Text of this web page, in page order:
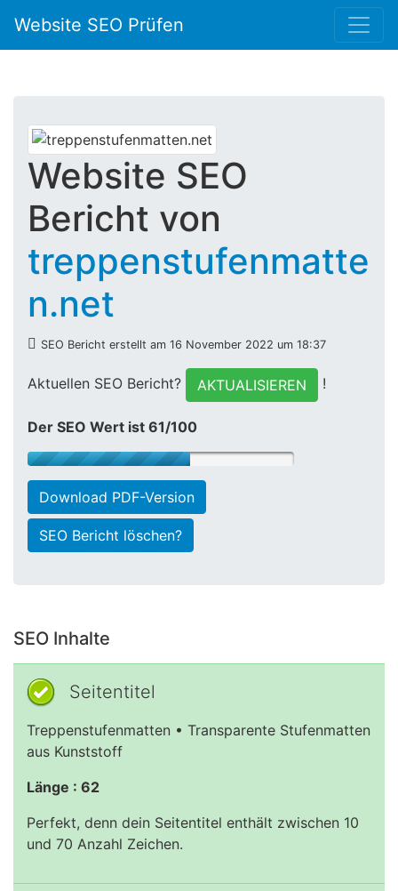
Website SEO Prüfen
Website SEO
Bericht von
treppenstufenmatte
n.net
SEO Bericht erstellt am 16 November 2022 um 18:37
Aktuellen SEO Bericht? AKTUALISIEREN !
Der SEO Wert ist 61/100
Download PDF-Version
SEO Bericht löschen?
SEO Inhalte
Seitentitel
Treppenstufenmatten • Transparente Stufenmatten
aus Kunststoff
Länge : 62
Perfekt, denn dein Seitentitel enthält zwischen 10
und 70 Anzahl Zeichen.